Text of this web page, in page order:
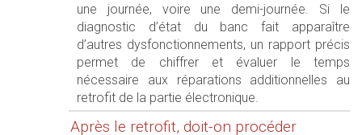
une journée, voire une demi-journée. Si le
diagnostic d’état du banc fait apparaître
d’autres dysfonctionnements, un rapport précis
permet de chiffrer et évaluer le temps
nécessaire aux réparations additionnelles au
retrofit de la partie électronique.
Après le retrofit, doit-on procéder